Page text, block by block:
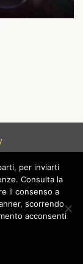
per inviarti
Consulta la
il consenso a
scorrendo
acconsenti